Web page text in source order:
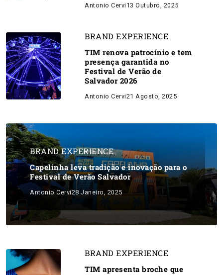
Antonio Cervi 13 Outubro, 2025
BRAND EXPERIENCE
TIM renova patrocínio e tem
presença garantida no
Festival de Verão de
Salvador 2026
Antonio Cervi21 Agosto, 2025
BRAND EXPERIENCE
Capelinha leva tradição e inovação para o
Festival de Verão Salvador
Antonio Cervi28 Janeiro, 2025
BRAND EXPERIENCE
TIM apresenta broche que